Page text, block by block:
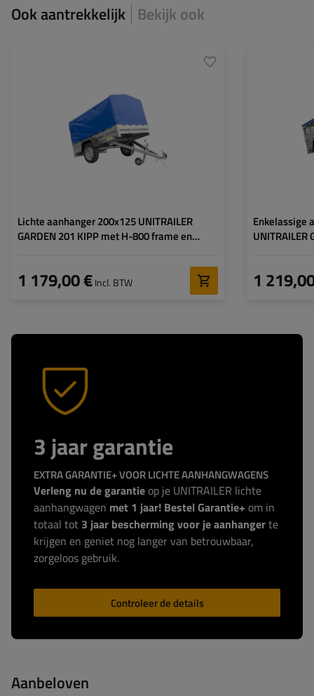
Ook aantrekkelijk Bekijk ook
Lichte aanhanger 200x125 UNITRAILER
GARDEN 201 KIPP met H-800 frame en
1 179,00 €Incl. BTW
Lengte van de laadruimte:
2006 mm
1256 mm
Type ophanging:
1 as ongeremd 750 kg
Enkelassige
UNITRAILER
1
laadoppervlak:
Type ophanging:
3 jaar garantie
EXTRA GARANTIE+ VOOR LICHTE AANHANGWAGENS
Verleng nu de garantie op je UNITRAILER lichte
aanhangwagen met 1 jaar! Bestel Garantie+ om in
totaal tot 3 jaar bescherming voor je aanhangerte
krijgen en geniet nog langer van betrouwbaar,
zorgeloos gebruik.
Controleer de details
Aanbeloven